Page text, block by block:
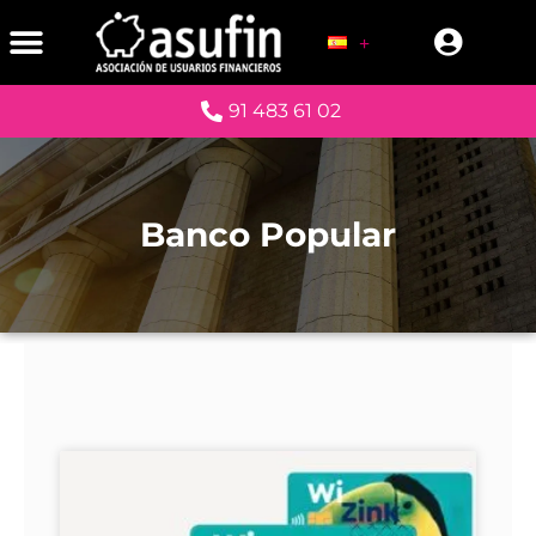
91 483 61 02
Banco Popular